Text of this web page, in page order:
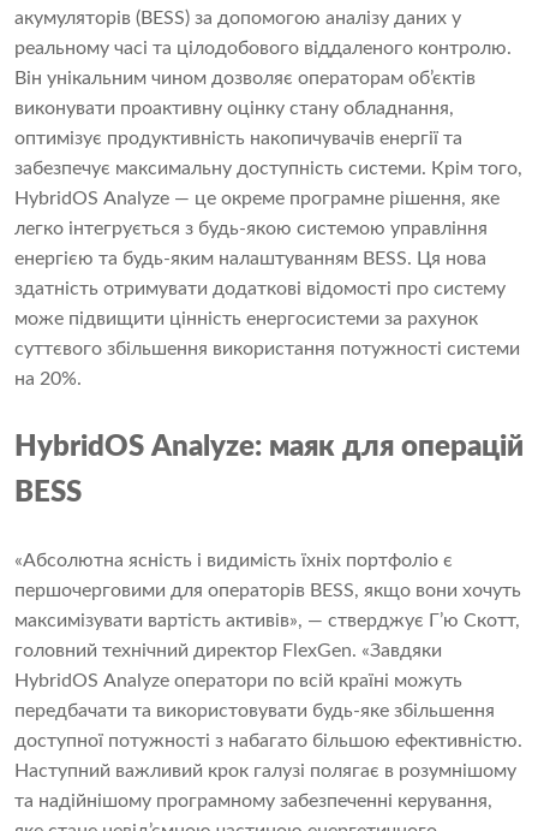
акумуляторів (BESS) за допомогою аналізу даних у
реальному часі та цілодобового віддаленого контролю.
Він унікальним чином дозволяє операторам об’єктів
виконувати проактивну оцінку стану обладнання,
оптимізує продуктивність накопичувачів енергії та
забезпечує максимальну доступність системи. Крім того,
HybridOS Analyze — це окреме програмне рішення, яке
легко інтегрується з будь-якою системою управління
енергією та будь-яким налаштуванням BESS. Ця нова
здатність отримувати додаткові відомості про систему
може підвищити цінність енергосистеми за рахунок
суттєвого збільшення використання потужності системи
на 20%.
HybridOS Analyze: маяк для операцій
BESS
«Абсолютна ясність і видимість їхніх портфоліо є
першочерговими для операторів BESS, якщо вони хочуть
максимізувати вартість активів», — стверджує Г’ю Скотт,
головний технічний директор FlexGen. «Завдяки
HybridOS Analyze оператори по всій країні можуть
передбачати та використовувати будь-яке збільшення
доступної потужності з набагато більшою ефективністю.
Наступний важливий крок галузі полягає в розумнішому
та надійнішому програмному забезпеченні керування,